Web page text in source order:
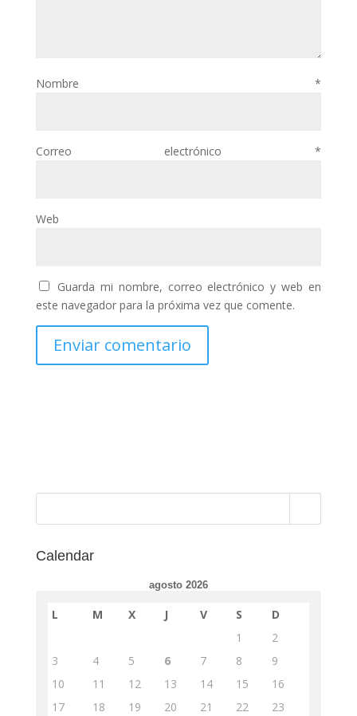
Nombre*
Correo electrónico*
Web
Guarda mi nombre, correo electrónico y web en
este navegador para la próxima vez que comente.
Calendar
agosto 2026
L M X J V S
D
1
2
3
4 5 6 7 8
9
10
11 12 13 14 15
16
17
18 19 20 21 22
23